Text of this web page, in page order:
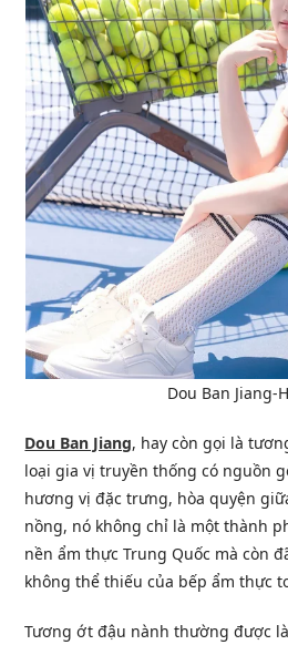
Dou Ban Jiang-
Dou Ban Jiang, hay còn gọi là
loại gia vị truyền thống có nguồn
hương vị đặc trưng, hòa quyện
nồng, nó không chỉ là một thành
nền ẩm thực Trung Quốc mà còn
không thể thiếu của bếp ẩm thực
Tương ớt đậu nành thường được